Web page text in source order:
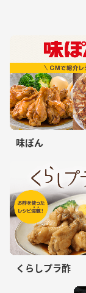
味ぽん
くらしプラ酢